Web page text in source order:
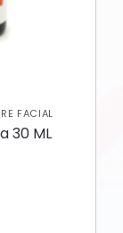
FACIAL
30 ML